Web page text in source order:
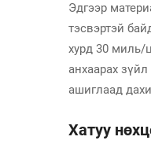
Эдгээр
тэсвэртэй
хурд 30 миль/
анхаарах
ашиглаад
Хатуу